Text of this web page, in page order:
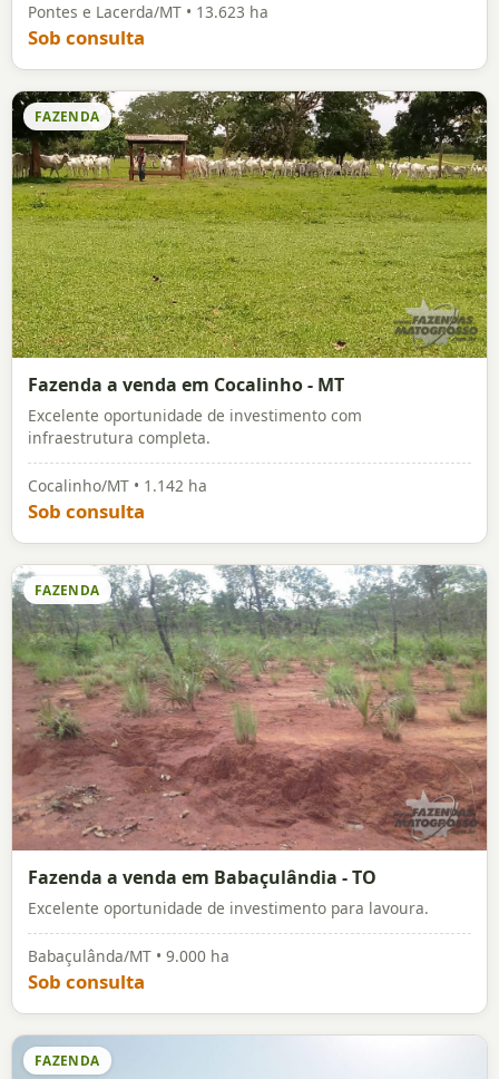
Pontes e Lacerda/MT • 13.623 ha
Sob consulta
FAZENDA
Fazenda a venda em Cocalinho - MT
Excelente oportunidade de investimento com
infraestrutura completa.
Cocalinho/MT • 1.142 ha
Sob consulta
FAZENDA
Fazenda a venda em Babaçulândia - TO
Excelente oportunidade de investimento para lavoura.
Babaçulânda/MT • 9.000 ha
Sob consulta
FAZENDA